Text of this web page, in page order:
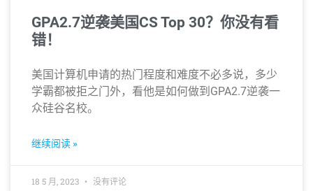
GPA2.7逆袭美国CS Top 30？你没有看
错！
美国计算机申请的热门程度和难度不必多说，多少
学霸都被拒之门外，看他是如何做到GPA2.7逆袭一
众硅谷名校。
继续阅读 »
18 5 月, 2023 没有评论